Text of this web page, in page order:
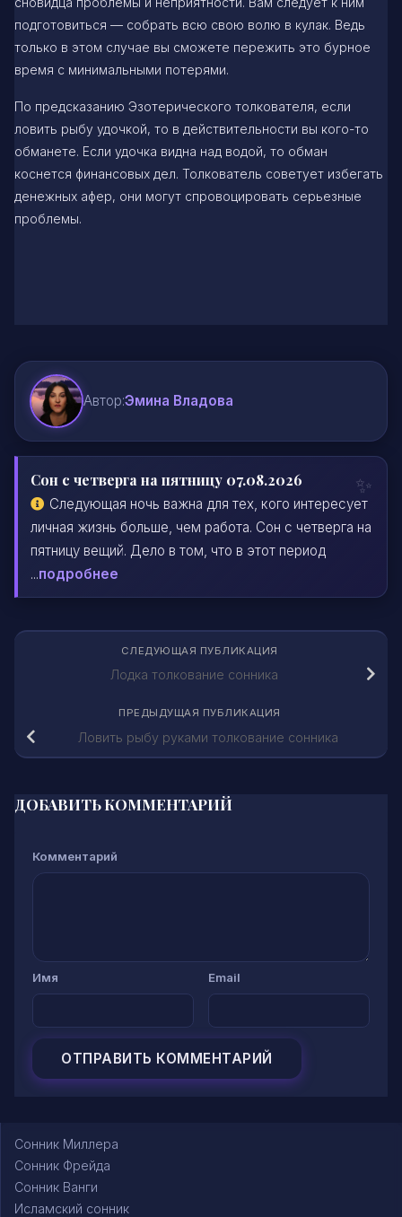
подготовиться — собрать всю свою волю в кулак. Ведь
только в этом случае вы сможете пережить это бурное
время с минимальными потерями.
По предсказанию Эзотерического толкователя, если
ловить рыбу удочкой, то в действительности вы кого-то
обманете. Если удочка видна над водой, то обман
коснется финансовых дел. Толкователь советует избегать
денежных афер, они могут спровоцировать серьезные
проблемы.
Автор:Эмина Владова
Сон с четверга на пятницу 07.08.2026
Следующая ночь важна для тех, кого интересует
личная жизнь больше, чем работа. Сон с четверга на
пятницу вещий. Дело в том, что в этот период
...подробнее
СЛЕДУЮЩАЯ ПУБЛИКАЦИЯ
Лодка толкование сонника
ПРЕДЫДУЩАЯ ПУБЛИКАЦИЯ
Ловить рыбу руками толкование сонника
ДОБАВИТЬ КОММЕНТАРИЙ
Комментарий
Имя Email
Сонник Миллера
Сонник Фрейда
Сонник Ванги
Исламский сонник